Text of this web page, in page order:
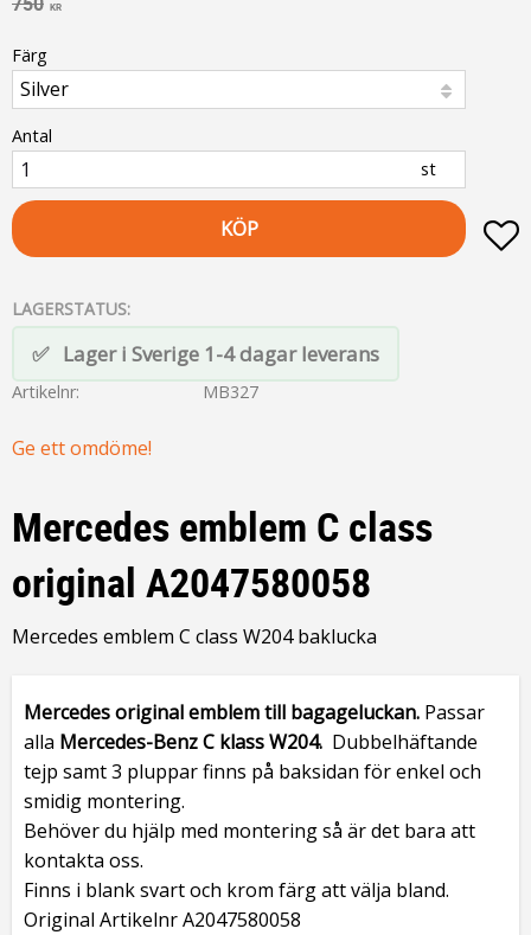
KR
Färg
Antal
st
KÖP
LAGERSTATUS
Lager i Sverige 1-4 dagar leverans
Artikelnr MB327
Ge ett omdöme!
Mercedes emblem C class
original A2047580058
Mercedes emblem C class W204 baklucka
Mercedes original emblemtill bagageluckan. Passar
alla Mercedes-Benz C klass W204. Dubbelhäftande
tejp samt 3 pluppar finns på baksidan för enkel och
smidig montering.
Behöver du hjälp med montering så är det bara att
kontakta oss.
Finns i blank svart och krom färg att välja bland.
Original Artikelnr A2047580058